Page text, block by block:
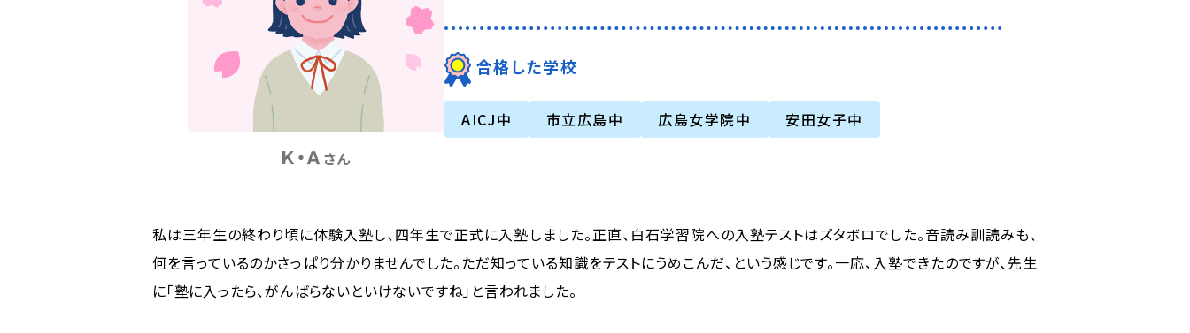
Ｋ・Ａ さん
合格した学校
AICJ中 市立広島中 広島女学院中 安田女子中
私は三年生の終わり頃に体験入塾し、四年生で正式に入塾しました。正直、白石学習院への入塾テストはズタボロでした。音読み訓読みも、
何を言っているのかさっぱり分かりませんでした。ただ知っている知識をテストにうめこんだ、という感じです。一応、入塾できたのですが、先生
に「塾に入ったら、がんばらないといけないですね」と言われました。